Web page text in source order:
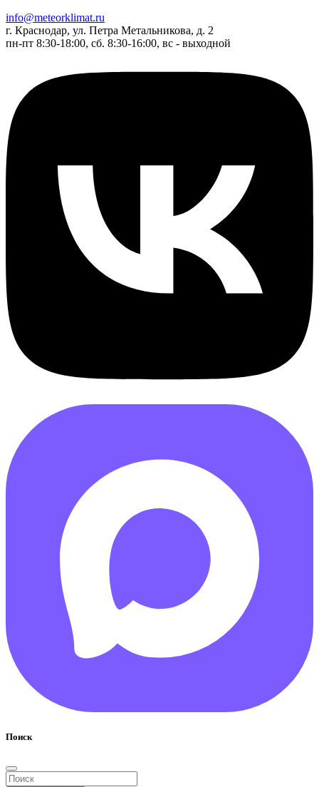
info@meteorklimat.ru
г. Краснодар, ул. Петра Метальникова, д. 2
пн-пт 8:30-18:00, сб. 8:30-16:00, вс - выходной
Поиск